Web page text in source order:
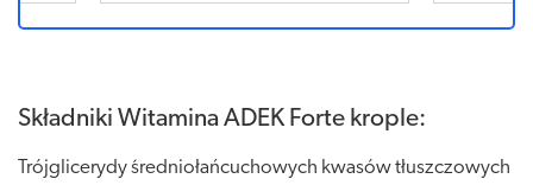
Składniki Witamina ADEK Forte krople:
Trójglicerydy średniołańcuchowych kwasów tłuszczowych